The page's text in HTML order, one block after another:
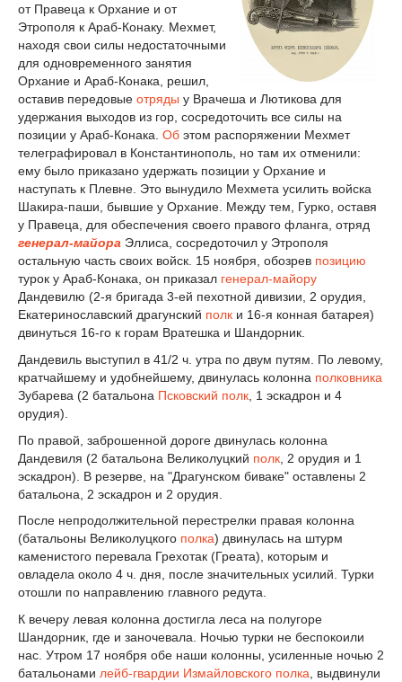
от Правеца к Орхание и от
Этрополя к Араб-Конаку. Мехмет,
находя свои силы недостаточными
для одновременного занятия
Орхание и Араб-Конака, решил,
оставив передовые отряды у Врачеша и Лютикова для
удержания выходов из гор, сосредоточить все силы на
позиции у Араб-Конака. Об этом распоряжении Мехмет
телеграфировал в Константинополь, но там их отменили:
ему было приказано удержать позиции у Орхание и
наступать к Плевне. Это вынудило Мехмета усилить войска
Шакира-паши, бывшие у Орхание. Между тем, Гурко, оставя
у Правеца, для обеспечения своего правого фланга, отряд
генерал-майора Эллиса, сосредоточил у Этрополя
остальную часть своих войск. 15 ноября, обозрев позицию
турок у Араб-Конака, он приказал генерал-майору
Дандевилю (2-я бригада 3-ей пехотной дивизии, 2 орудия,
Екатеринославский драгунский полк и 16-я конная батарея)
двинуться 16-го к горам Вратешка и Шандорник.
Дандевиль выступил в 41/2 ч. утра по двум путям. По левому,
кратчайшему и удобнейшему, двинулась колонна полковника
Зубарева (2 батальона Псковский полк , 1 эскадрон и 4
орудия).
По правой, заброшенной дороге двинулась колонна
Дандевиля (2 батальона Великолуцкий полк , 2 орудия и 1
эскадрон). В резерве, на "Драгунском биваке" оставлены 2
батальона, 2 эскадрон и 2 орудия.
После непродолжительной перестрелки правая колонна
(батальоны Великолуцкого полка) двинулась на штурм
каменистого перевала Грехотак (Греата), которым и
овладела около 4 ч. дня, после значительных усилий. Турки
отошли по направлению главного редута.
К вечеру левая колонна достигла леса на полугоре
Шандорник, где и заночевала. Ночью турки не беспокоили
нас. Утром 17 ноября обе наши колонны, усиленные ночью 2
батальонами лейб-гвардии Измайловского полка , выдвинули